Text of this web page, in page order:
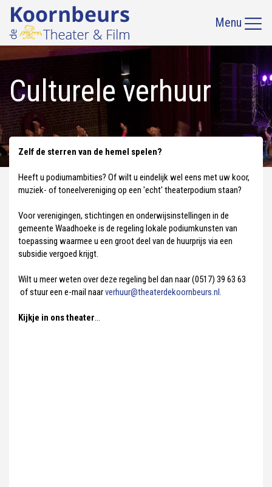
Menu
Culturele verhuur
Zelf de sterren van de hemel spelen?
Heeft u podiumambities? Of wilt u eindelijk wel eens met uw koor,
muziek- of toneelvereniging op een 'echt' theaterpodium staan?
Voor verenigingen, stichtingen en onderwijsinstellingen in de
gemeente Waadhoeke is de regeling lokale podiumkunsten van
toepassing waarmee u een groot deel van de huurprijs via een
subsidie vergoed krijgt.
Wilt u meer weten over deze regeling bel dan naar (0517) 39 63 63
of stuur een e-mail naarverhuur@theaterdekoornbeurs.nl.
Kijkje in ons theater...